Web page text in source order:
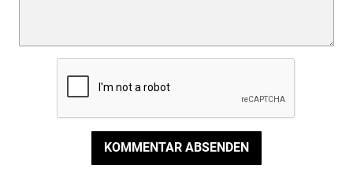
KOMMENTAR ABSENDEN